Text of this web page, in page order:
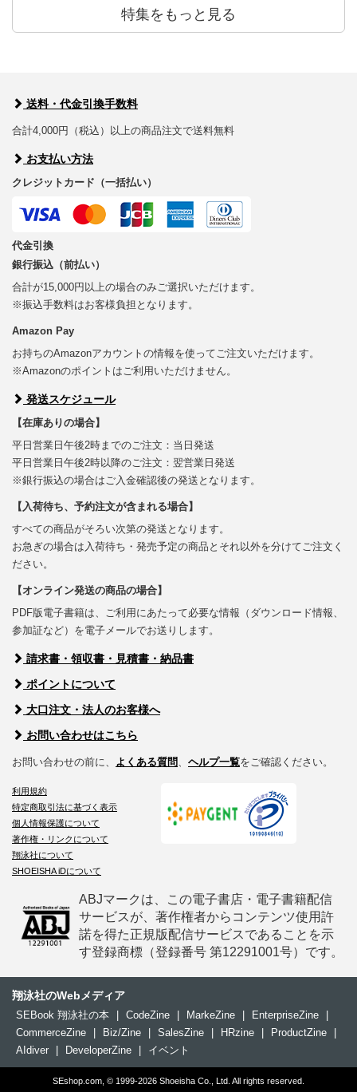
特集をもっと見る
送料・代金引換手数料
合計4,000円（税込）以上の商品注文で送料無料
お支払い方法
クレジットカード（一括払い）
代金引換
銀行振込（前払い）
合計が15,000円以上の場合のみご選択いただけます。
※振込手数料はお客様負担となります。
Amazon Pay
お持ちのAmazonアカウントの情報を使ってご注文いただけます。
※Amazonのポイントはご利用いただけません。
発送スケジュール
【在庫ありの場合】
平日営業日午後2時までのご注文：当日発送
平日営業日午後2時以降のご注文：翌営業日発送
※銀行振込の場合はご入金確認後の発送となります。
【入荷待ち、予約注文が含まれる場合】
すべての商品がそろい次第の発送となります。
お急ぎの場合は入荷待ち・発売予定の商品とそれ以外を分けてご注文く
ださい。
【オンライン発送の商品の場合】
PDF版電子書籍は、ご利用にあたって必要な情報（ダウンロード情報、
参加証など）を電子メールでお送りします。
請求書・領収書・見積書・納品書
ポイントについて
大口注文・法人のお客様へ
お問い合わせはこちら
お問い合わせの前に、 よくある質問 ヘルプ一覧をご確認ください。
利用規約
特定商取引法に基づく表示
個人情報保護について
著作権・リンクについて
翔泳社について
SHOEISHA iDについて
ABJマークは、この電子書店・電子書籍配信
サービスが、著作権者からコンテンツ使用許
諾を得た正規版配信サービスであることを示
す登録商標（登録番号 第12291001号）です。
翔泳社のWebメディア
SEBook 翔泳社の本 CodeZine MarkeZine EnterpriseZine
CommerceZine
Biz/Zine SalesZine HRzine ProductZine
AIdiver
DeveloperZine イベント
SEshop.com, © 1999-2026 Shoeisha Co., Ltd. All rights reserved.